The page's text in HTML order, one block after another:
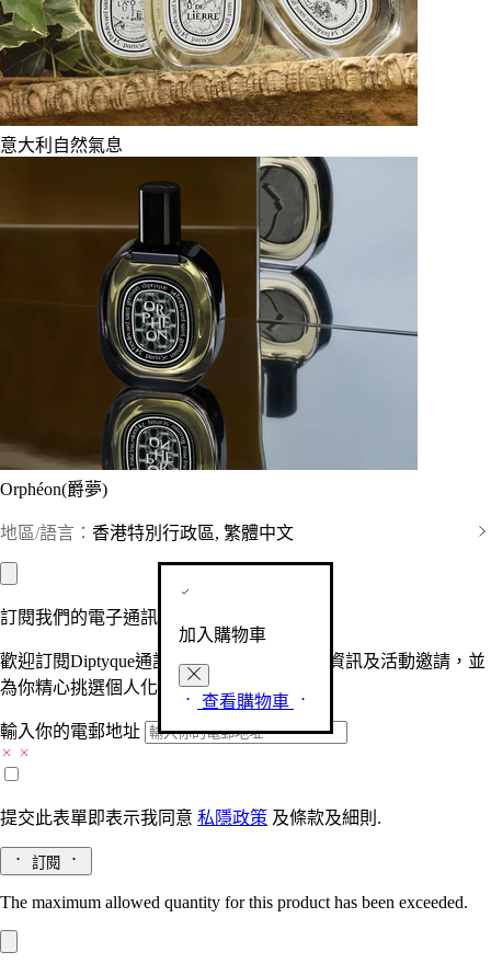
意大利自然氣息
Orphéon(爵夢)
地區/語言： 香港特別行政區, 繁體中文
加入購物車
查看購物車
訂閱我們的電子通訊
歡迎訂閱Diptyque通訊，接收品牌最新產品資訊及活動邀請，並
為你精心挑選個人化的驚喜及禮物。
輸入你的電郵地址
提交此表單即表示我同意 私隱政策 及條款及細則.
訂閱
The maximum allowed quantity for this product has been exceeded.